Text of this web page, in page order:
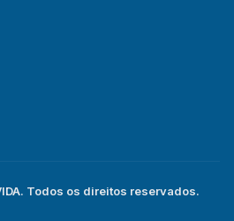
Todos os direitos reservados.